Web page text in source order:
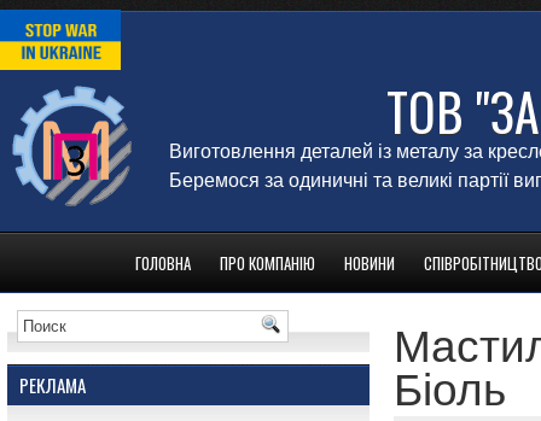
ТОВ
Виготовлення деталей із металу за
Беремося за одиничні та великі партії
ГОЛОВНА ПРО КОМПАНІЮ НОВИНИ
РЕКЛАМА Біоль